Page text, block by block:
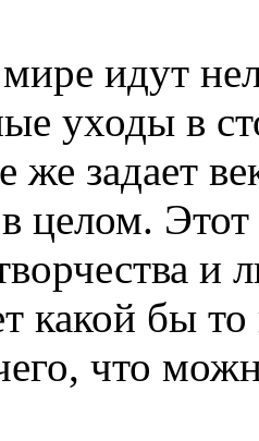
идут
уходы в
же задает
целом. Этот
и
какой бы
что